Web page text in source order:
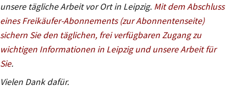
unsere tägliche Arbeit vor Ort in Leipzig. Mit dem Abschluss
eines Freikäufer-Abonnements (zur Abonnentenseite)
sichern Sie den täglichen, frei verfügbaren Zugang zu
wichtigen Informationen in Leipzig und unsere Arbeit für
Sie.
Vielen Dank dafür.